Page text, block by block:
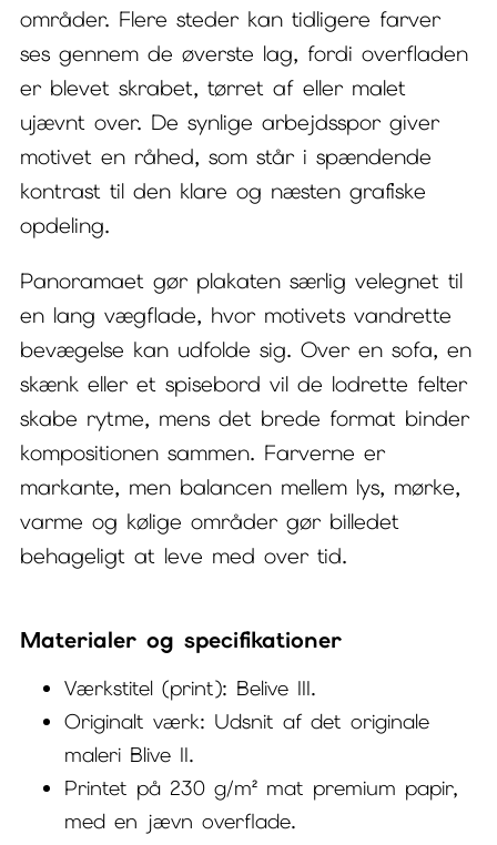
områder. Flere steder kan tidligere farver
ses gennem de øverste lag, fordi overfladen
er blevet skrabet, tørret af eller malet
ujævnt over. De synlige arbejdsspor giver
motivet en råhed, som står i spændende
kontrast til den klare og næsten grafiske
opdeling.
Panoramaet gør plakaten særlig velegnet til
en lang vægflade, hvor motivets vandrette
bevægelse kan udfolde sig. Over en sofa, en
skænk eller et spisebord vil de lodrette felter
skabe rytme, mens det brede format binder
kompositionen sammen. Farverne er
markante, men balancen mellem lys, mørke,
varme og kølige områder gør billedet
behageligt at leve med over tid.
Materialer og specifikationer
Værkstitel (print): Belive III.
Originalt værk: Udsnit af det originale
maleri Blive II.
Printet på 230 g/m² mat premium papir,
med en jævn overflade.